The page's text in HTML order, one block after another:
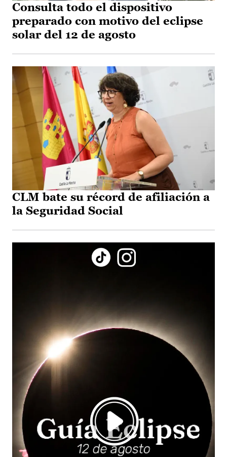
Consulta todo el dispositivo
preparado con motivo del eclipse
solar del 12 de agosto
CLM bate su récord de afiliación a
la Seguridad Social